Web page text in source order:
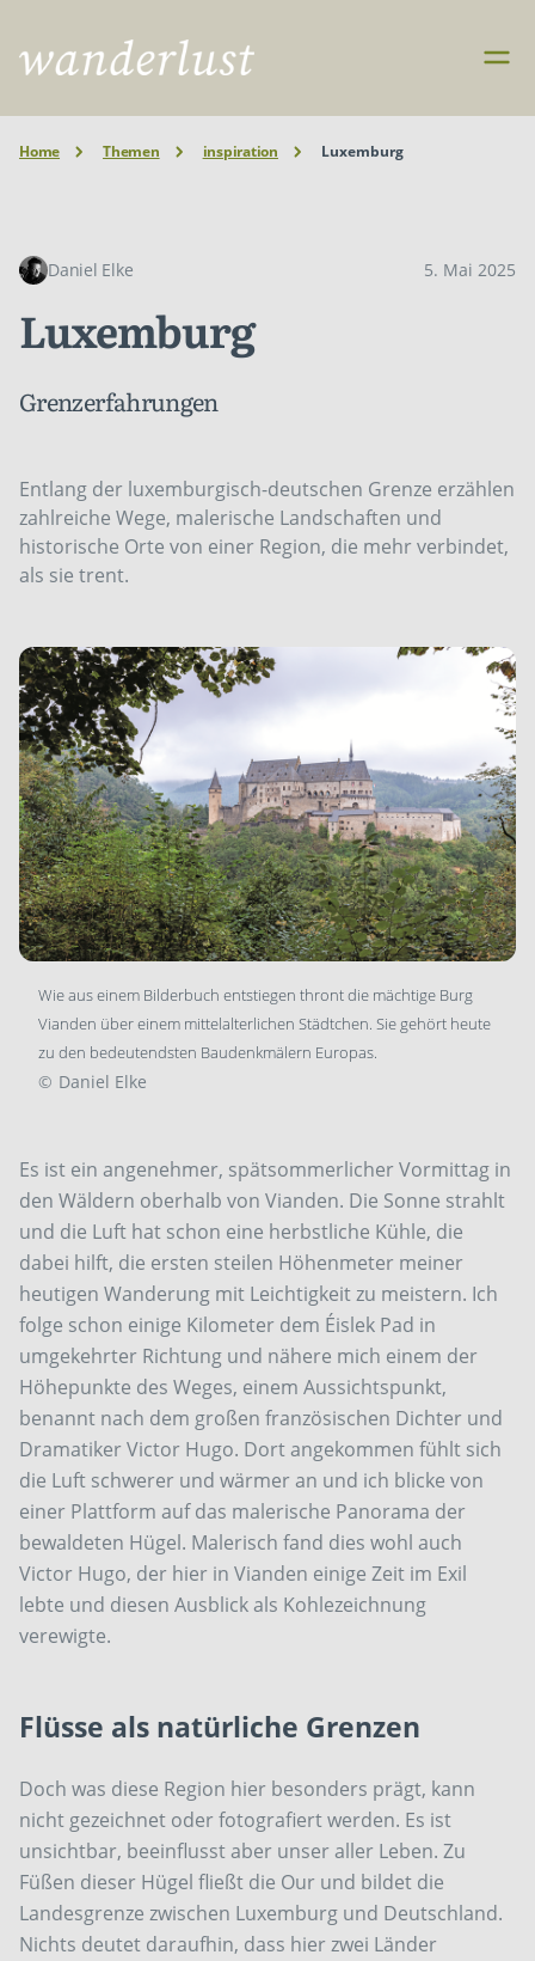
Home Themen inspiration Luxemburg
Daniel Elke 5. Mai 2025
Luxemburg
Grenzerfahrungen
Entlang der luxemburgisch-deutschen Grenze erzählen
zahlreiche Wege, malerische Landschaften und
historische Orte von einer Region, die mehr verbindet,
als sie trent.
Wie aus einem Bilderbuch entstiegen thront die mächtige Burg
Vianden über einem mittelalterlichen Städtchen. Sie gehört heute
zu den bedeutendsten Baudenkmälern Europas.
© Daniel Elke
Es ist ein angenehmer, spätsommerlicher Vormittag in
den Wäldern oberhalb von Vianden. Die Sonne strahlt
und die Luft hat schon eine herbstliche Kühle, die
dabei hilft, die ersten steilen Höhenmeter meiner
heutigen Wanderung mit Leichtigkeit zu meistern. Ich
folge schon einige Kilometer dem Éislek Pad in
umgekehrter Richtung und nähere mich einem der
Höhepunkte des Weges, einem Aussichtspunkt,
benannt nach dem großen französischen Dichter und
Dramatiker Victor Hugo. Dort angekommen fühlt sich
die Luft schwerer und wärmer an und ich blicke von
einer Plattform auf das malerische Panorama der
bewaldeten Hügel. Malerisch fand dies wohl auch
Victor Hugo, der hier in Vianden einige Zeit im Exil
lebte und diesen Ausblick als Kohlezeichnung
verewigte.
Flüsse als natürliche Grenzen
Doch was diese Region hier besonders prägt, kann
nicht gezeichnet oder fotografiert werden. Es ist
unsichtbar, beeinflusst aber unser aller Leben. Zu
Füßen dieser Hügel fließt die Our und bildet die
Landesgrenze zwischen Luxemburg und Deutschland.
Nichts deutet daraufhin, dass hier zwei Länder